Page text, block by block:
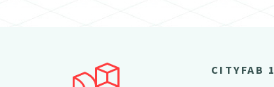
CITYFAB 1